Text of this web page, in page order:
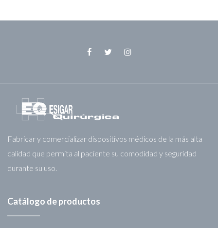
Fabricar y comercializar dispositivos médicos de la más alta
calidad que permita al paciente su comodidad y seguridad
durante su uso.
Catálogo de productos